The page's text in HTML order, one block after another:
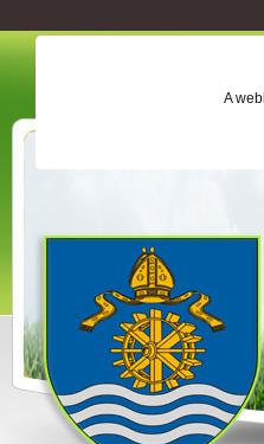
A